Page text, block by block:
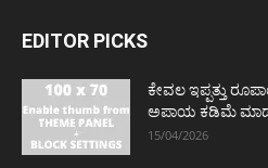
EDITOR PICKS
ಕೇವಲ ಇಪ್ಪತ್ತು
ಅಪಾಯ ಕಡಿಮೆ
15/04/2026